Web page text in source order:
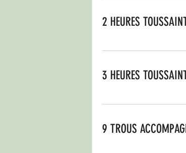
2 HEURES
3 HEURES
9 TROUS